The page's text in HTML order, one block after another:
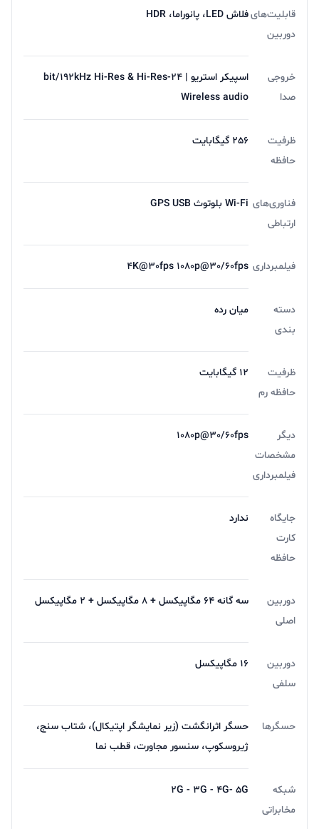
قابلیت‌های
دوربین
فلاش LED، پانوراما، HDR
خروجی
صدا
اسپیکر استریو | 24-bit/192kHz Hi-Res & Hi-Res
Wireless audio
ظرفیت
حافظه
256 گیگابایت
فناوری‌های
ارتباطی
Wi-Fi بلوتوث GPS USB
فیلمبرداری 4K@30fps 1080p@30/60fps
دسته
بندی
میان رده
ظرفیت
حافظه رم
12 گیگابایت
دیگر
مشخصات
فیلمبرداری
1080p@30/60fps
جایگاه
کارت
حافظه
ندارد
دوربین
اصلی
سه گانه 64 مگاپیکسل + 8 مگاپیکسل + 2 مگاپیکسل
دوربین
سلفی
16 مگاپیکسل
حسگرها
حسگر اثرانگشت (زیر نمایشگر اپتیکال)، شتاب سنج،
ژیروسکوپ، سنسور مجاورت، قطب نما
شبکه
مخابراتی
2G - 3G - 4G- 5G